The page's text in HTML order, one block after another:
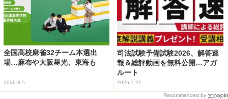
全国高校麻雀32チーム本選出
場…麻布や大阪星光、東海も
2026.8.5
司法試験予備試験2026、解答速
報＆総評動画を無料公開…アガ
ルート
2026.7.21
Recommended by